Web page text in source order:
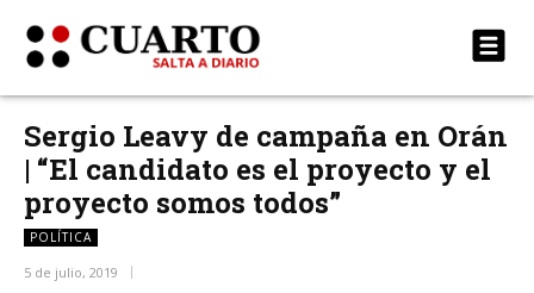
Sergio Leavy de campaña en Orán
| “El candidato es el proyecto y el
proyecto somos todos”
POLÍTICA
5 de julio, 2019